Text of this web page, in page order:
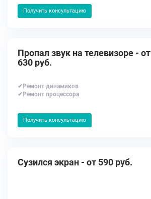
Получить консультацию
Пропал звук на телевизоре - от
630 руб.
✔Ремонт динамиков
✔Ремонт процессора
Получить консультацию
Cузился экран - от 590 руб.